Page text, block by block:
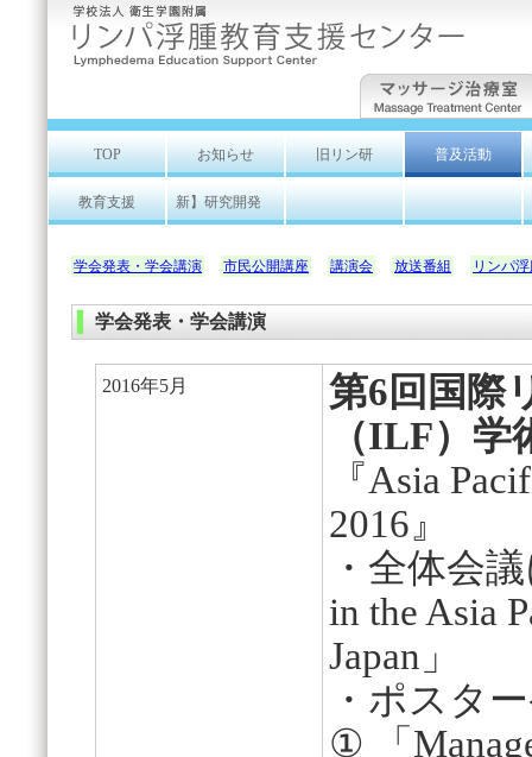
TOP お知らせ 旧リン研 普及活動
教育支援 新】研究開発
学会発表・学会講演 市民公開講座 講演会 放送番組 リンパ
学会発表・学会講演
2016年5月
第6回国際
（ILF）
『Asia
2016』
・全体会
in the Asia
Japan」
・ポスタ
① 「